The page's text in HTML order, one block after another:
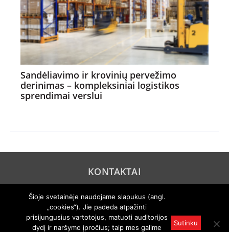
Sandėliavimo ir krovinių pervežimo
derinimas – kompleksiniai logistikos
sprendimai verslui
KONTAKTAI
PRIVATUMO POLITIKA
© 2005 "Axel Springer AG". Visos teisės išsaugomos. Rengiama
Šioje svetainėje naudojame slapukus (angl.
„cookies“). Jie padeda atpažinti
prisijungusius vartotojus, matuoti auditorijos
dydį ir naršymo įpročius; taip mes galime
Sutinku